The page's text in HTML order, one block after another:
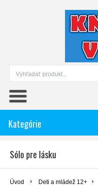
Kategórie
Sólo pre lásku
Úvod Deti a mládež 12+